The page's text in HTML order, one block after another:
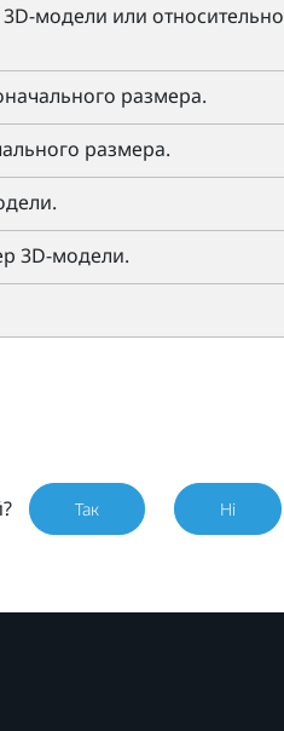
модели или относительно
размера.
размера.
3D-модели.
Так Ні